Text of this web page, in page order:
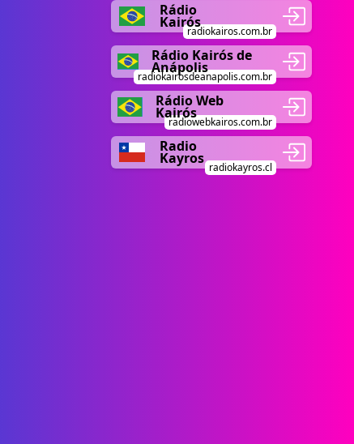
Rádio
Kairós
radiokairos.com.br
Rádio Kairós de
Anápolis
radiokairosdeanapolis.com.br
Rádio Web
Kairós
radiowebkairos.com.br
Radio
Kayros
radiokayros.cl